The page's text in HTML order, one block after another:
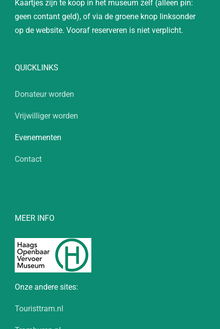
Kaartjes zijn te koop in het museum zelf (alleen pin:
geen contant geld), of via de groene knop linksonder
op de website. Vooraf reserveren is niet verplicht.
QUICKLINKS
Donateur worden
Vrijwilliger worden
Evenementen
Contact
MEER INFO
Onze andere sites:
Touristtram.nl